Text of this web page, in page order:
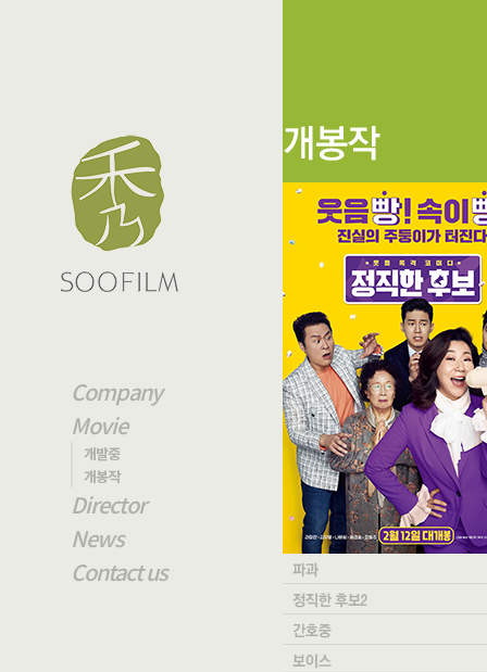
Company
Movie
개발중
개봉작
Director
News
Contact us